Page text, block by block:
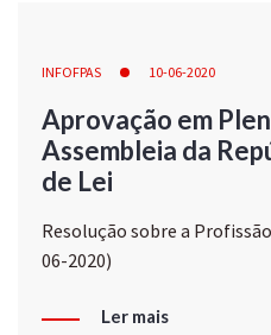
INFOFPAS 10-06-2020
Aprovação em
Assembleia da
de Lei
Resolução sobre a
06-2020)
Ler mais